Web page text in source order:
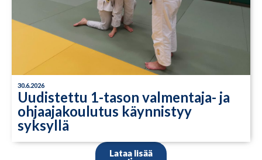
30.6.2026
Uudistettu 1-tason valmentaja- ja
ohjaajakoulutus käynnistyy
syksyllä
Lataa lisää